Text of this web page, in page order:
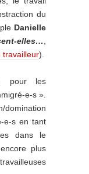
du
Danielle
elles…
travailleur).
pour les
e-s ».
domination
e-s en tant
dans le
plus